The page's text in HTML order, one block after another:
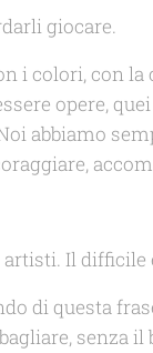
giocare.
i colori, con
opere,
abbiamo
Il difficile
di questa
senza